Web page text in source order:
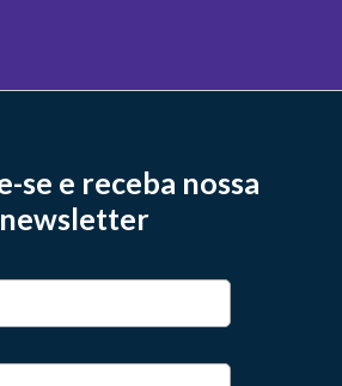
se e receba nossa
newsletter